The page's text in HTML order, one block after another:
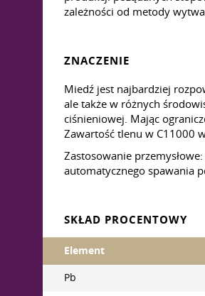
zależności od metody
ZNACZENIE
Miedź jest najbardziej
ale także w różnych
ciśnieniowej. Mając
Zawartość tlenu w C11000
Zastosowanie
automatycznego spawania
SKŁAD PROCENTOWY
Element
Pb